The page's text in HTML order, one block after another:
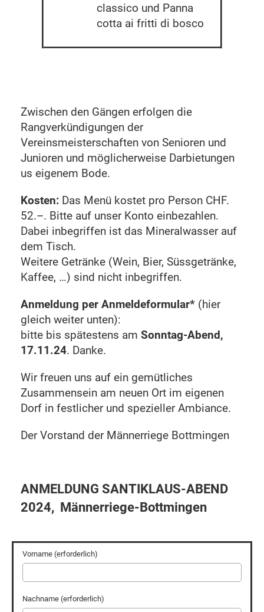
classico und Panna
cotta ai fritti di bosco
Zwischen den Gängen erfolgen die
Rangverkündigungen der
Vereinsmeisterschaften von Senioren und
Junioren und möglicherweise Darbietungen
us eigenem Bode.
Kosten: Das Menü kostet pro Person CHF.
52.–. Bitte auf unser Konto einbezahlen.
Dabei inbegriffen ist das Mineralwasser auf
dem Tisch.
Weitere Getränke (Wein, Bier, Süssgetränke,
Kaffee, …) sind nicht inbegriffen.
Anmeldung per Anmeldeformular* (hier
gleich weiter unten):
bitte bis spätestens am Sonntag-Abend,
17.11.24. Danke.
Wir freuen uns auf ein gemütliches
Zusammensein am neuen Ort im eigenen
Dorf in festlicher und spezieller Ambiance.
Der Vorstand der Männerriege Bottmingen
ANMELDUNG SANTIKLAUS-ABEND
2024, Männerriege-Bottmingen
Vorname (erforderlich)
Nachname (erforderlich)